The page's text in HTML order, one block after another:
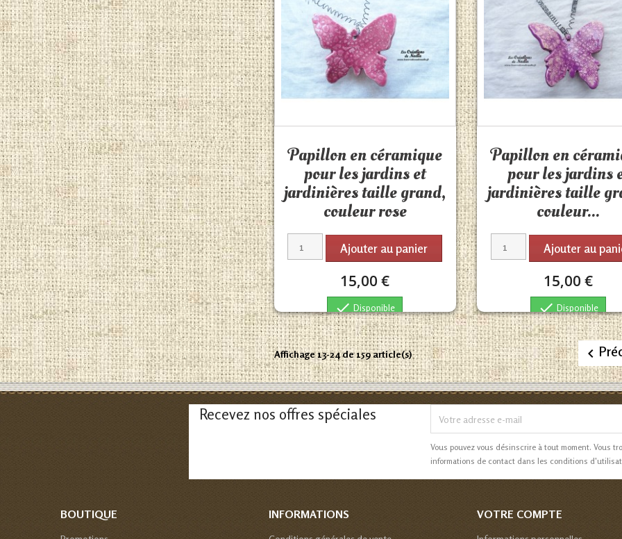
Papillon en céramique
pour les jardins et
jardinières taille grand,
couleur rose
Ajouter au panier
15,00 €
Disponible
Papillon en
pour les jardins
jardinières taille
couleur...
Ajouter au
15,00 €
 Disponible
Affichage 13-24 de 159 article(s) 
Recevez nos offres spéciales
Vous pouvez vous désinscrire à tout moment. Vous
informations de contact dans les conditions
BOUTIQUE INFORMATIONS VOTRE COMPTE